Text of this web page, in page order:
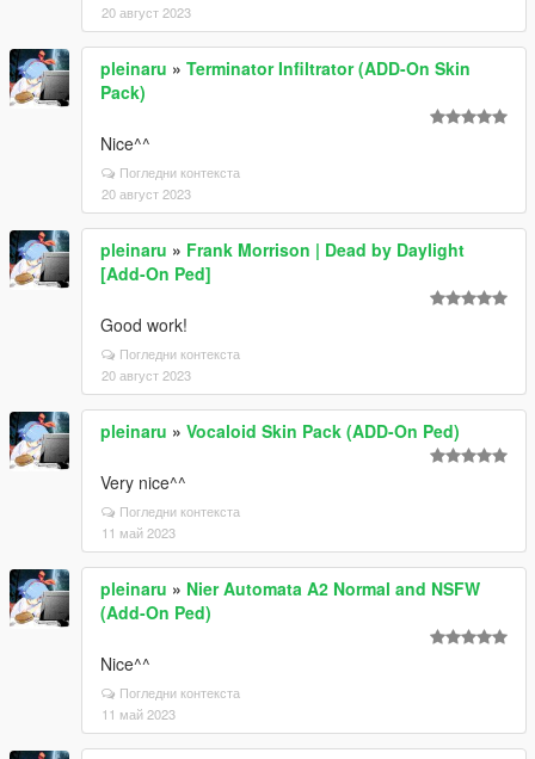
20 август 2023
pleinaru » Terminator Infiltrator (ADD-On Skin
Pack)
Nice^^
Погледни контекста
20 август 2023
pleinaru » Frank Morrison | Dead by Daylight
[Add-On Ped]
Good work!
Погледни контекста
20 август 2023
pleinaru » Vocaloid Skin Pack (ADD-On Ped)
Very nice^^
Погледни контекста
11 май 2023
pleinaru » Nier Automata A2 Normal and NSFW
(Add-On Ped)
Nice^^
Погледни контекста
11 май 2023